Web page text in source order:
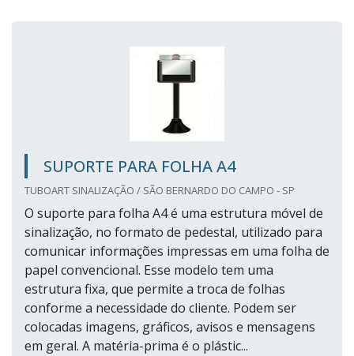
SUPORTE PARA FOLHA A4
TUBOART SINALIZAÇÃO / SÃO BERNARDO DO CAMPO - SP
O suporte para folha A4 é uma estrutura móvel de
sinalização, no formato de pedestal, utilizado para
comunicar informações impressas em uma folha de
papel convencional. Esse modelo tem uma
estrutura fixa, que permite a troca de folhas
conforme a necessidade do cliente. Podem ser
colocadas imagens, gráficos, avisos e mensagens
em geral. A matéria-prima é o plástic...